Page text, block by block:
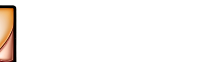
bén hơn
ba chiều,
trên không